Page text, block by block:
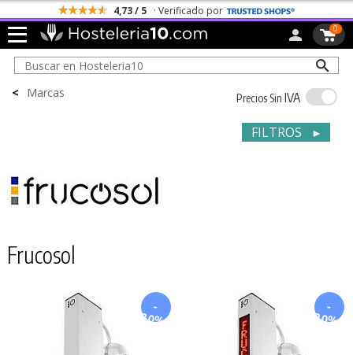
4,73 / 5 · Verificado por
0
< Marcas Precios Sin IVA
FILTROS ►
Frucosol
-
20%
-
20%